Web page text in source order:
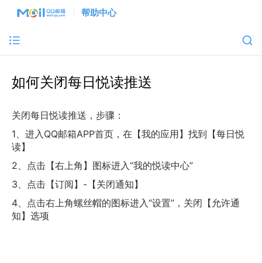
帮助中心
如何关闭每日悦读推送
关闭每日悦读推送，步骤：
1、进入QQ邮箱APP首页，在【我的应用】找到【每日悦
读】
2、点击【右上角】图标进入“我的悦读中心”
3、点击【订阅】-【关闭通知】
4、点击右上角螺丝帽的图标进入“设置”，关闭【允许通
知】选项